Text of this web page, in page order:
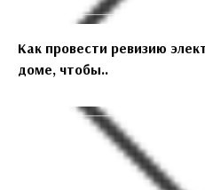
Как провести ревизию
доме, чтобы..